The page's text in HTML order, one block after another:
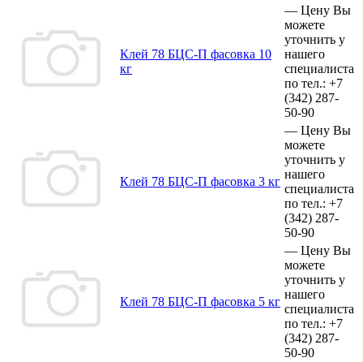
Клей 78 БЦС-П фасовка 10
кг
— Цену Вы
можете
уточнить у
нашего
специалиста
по тел.: +7
(342) 287-
50-90
Клей 78 БЦС-П фасовка 3 кг
— Цену Вы
можете
уточнить у
нашего
специалиста
по тел.: +7
(342) 287-
50-90
Клей 78 БЦС-П фасовка 5 кг
— Цену Вы
можете
уточнить у
нашего
специалиста
по тел.: +7
(342) 287-
50-90